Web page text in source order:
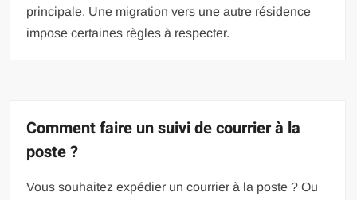
principale. Une migration vers une autre résidence
impose certaines règles à respecter.
Comment faire un suivi de courrier à la
poste ?
Vous souhaitez expédier un courrier à la poste ? Ou